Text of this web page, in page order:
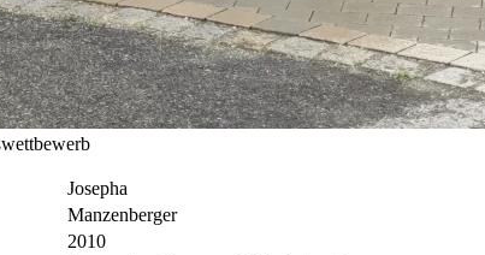
Josepha
Manzenberger
2010